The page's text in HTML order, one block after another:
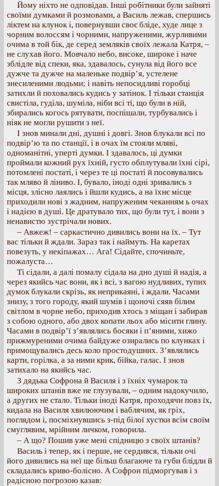
Йому ніхто не одповідав. Інші робітники були зайняті
своїми думками й розмовами, а Василь лежав, спершись
ліктем на клунок і, повернувши своє бліде, худе лице з
чорним волоссям і чорними, напруженими, журливими
очима в той бік, де серед земляків своїх лежала Катря, –
не слухав його. Мовчало небо, високе, широке і наче
зблідле від спеки, яка, здавалось, сунула від його все
дужче та дужче на маленьке подвір’я, устелене
знесиленими людьми; і навіть непосидливі горобці
затихли й поховались кудись у затінок. І тільки станція
свистіла, гуділа, шуміла, ніби всі ті, що були в ній,
збирались когось рятувати, поспішали, турбувались і
ніяк не могли рушити з неї.
І знов минали дні, душні і довгі. Знов блукали всі по
подвір’ю та по станції, і в очах їм стояли мляві,
одноманітні, уперті думки. І здавалось, ці думки
проймали кожний рух їхній, густо обплутували їхні сірі,
потомлені постаті, і через те ці постаті й посовувались
так мляво й ліниво. І, бувало, іноді одні зривались з
місця, злісно лаялись і йшли кудись, а на їхнє місце
приходили нові з жадним, напруженим чеканням ь очах
і надією в душі. Це дратувало тих, що були тут, і вони з
ненавистю зустрічали нових.
– Авжеж! – саркастично дивились вони на їх. – Тут
вас тільки й ждали. Зараз так і наймуть. На каретах
повезуть, у некіпажах… Ага! Сідайте, спочиньте,
пожалуста…
Ті сідали, а далі помалу сідала на дно душі й надія, а
через якийсь час вони, як і всі, з вагою нудливих, тупих
думок блукали скрізь, як неприкаяні, і ждали. Часами
знизу, з того городу, який шумів і щоночі сяяв білим
світлом в чорне небо, приходив хтось з міщан і забирав
з собою одного, або двох копати льох або місити глину.
Часами в подвір’ї з’являлись босяки і п’яними, хижо
прижмуреними очима байдуже озирались по клунках і
примощувались десь коло простодушних. З’являлись
карти, горілка, а за ними крик, бійка, галас. І знов
затихало на якийсь час.
З дядька Софрона й Василя і з їхніх чумарок та
широких штанів вже не глузували, – одним надокучило,
а других не стало. Тільки іноді Катря, проходячи повз їх,
кидала на Василя хвилюючим і ваблячим, як гріх,
поглядом і, посміхнувшись з-під білої хустки всім своїм
смуглявим, мрійним личком, говорила.
– А що? Пошив уже мені спідницю з своїх штанів?
Василь і тепер, як і перше, не сердився, тільки очі
його дивились на неї ще більш благаюче та губи блідли й
складались криво-болісно. А Софрон підморгував і з
радісною погрозою казав: